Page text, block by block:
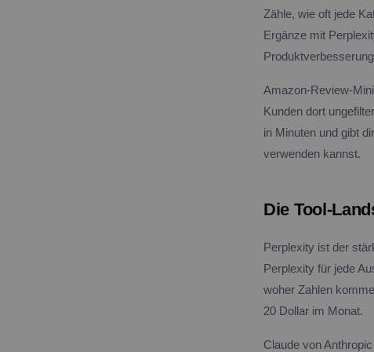
Zähle, wie oft jede
Ergänze mit
Amazon-Review-
Kunden dort
in Minuten und gibt
verwenden kannst.
Die Tool-
Perplexity ist der
Perplexity für jede
woher Zahlen
20 Dollar im Monat.
Claude von